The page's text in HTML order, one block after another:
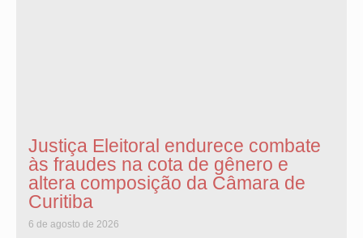
Justiça Eleitoral endurece combate
às fraudes na cota de gênero e
altera composição da Câmara de
Curitiba
6 de agosto de 2026